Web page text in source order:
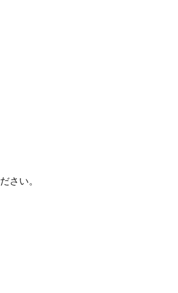
さい。